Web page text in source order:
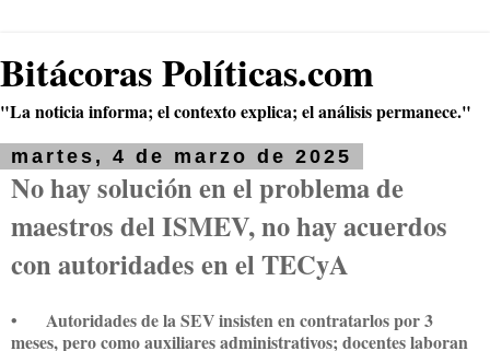
Bitácoras Políticas.com
"La noticia informa; el contexto explica; el análisis permanece."
martes, 4 de marzo de 2025
No hay solución en el problema de
maestros del ISMEV, no hay acuerdos
con autoridades en el TECyA
•
Autoridades de la SEV insisten en contratarlos por 3
meses, pero como auxiliares administrativos; docentes laboran